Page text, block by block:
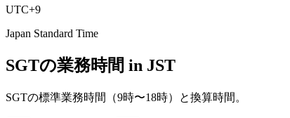
UTC+9
Japan Standard Time
SGTの業務時間 in JST
SGTの標準業務時間（9時〜18時）と換算時間。